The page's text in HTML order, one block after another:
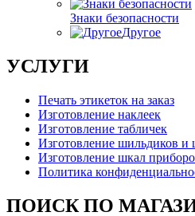
Знаки безопасности
Другое
УСЛУГИ
Печать этикеток на заказ
Изготовление наклеек
Изготовление табличек
Изготовление шильдиков и
Изготовление шкал
Политика
ПОИСК ПО